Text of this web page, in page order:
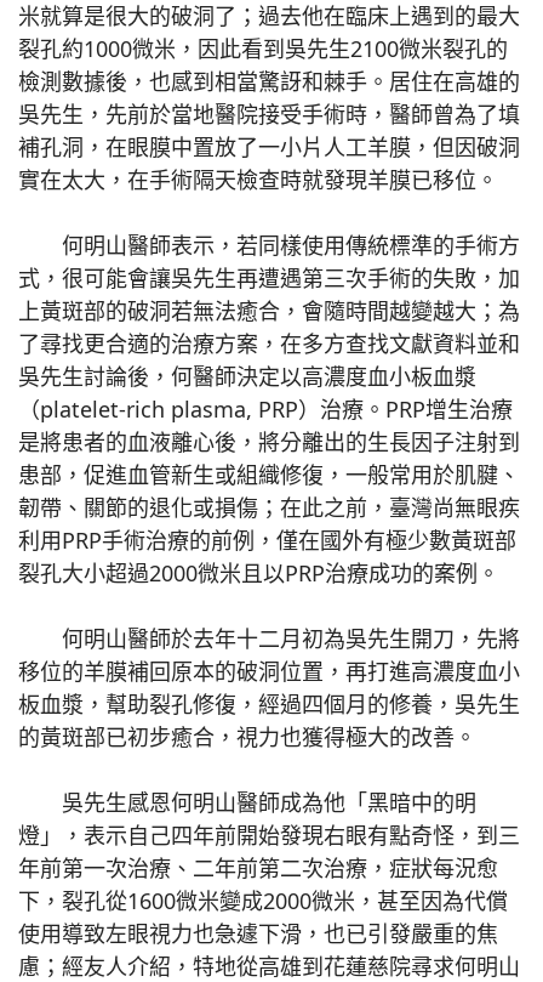
米就算是很大的破洞了；過去他在臨床上遇到的最大
裂孔約1000微米，因此看到吳先生2100微米裂孔的
檢測數據後，也感到相當驚訝和棘手。居住在高雄的
吳先生，先前於當地醫院接受手術時，醫師曾為了填
補孔洞，在眼膜中置放了一小片人工羊膜，但因破洞
實在太大，在手術隔天檢查時就發現羊膜已移位。
何明山醫師表示，若同樣使用傳統標準的手術方
式，很可能會讓吳先生再遭遇第三次手術的失敗，加
上黃斑部的破洞若無法癒合，會隨時間越變越大；為
了尋找更合適的治療方案，在多方查找文獻資料並和
吳先生討論後，何醫師決定以高濃度血小板血漿
（platelet-rich plasma, PRP）治療。PRP增生治療
是將患者的血液離心後，將分離出的生長因子注射到
患部，促進血管新生或組織修復，一般常用於肌腱、
韌帶、關節的退化或損傷；在此之前，臺灣尚無眼疾
利用PRP手術治療的前例，僅在國外有極少數黃斑部
裂孔大小超過2000微米且以PRP治療成功的案例。
何明山醫師於去年十二月初為吳先生開刀，先將
移位的羊膜補回原本的破洞位置，再打進高濃度血小
板血漿，幫助裂孔修復，經過四個月的修養，吳先生
的黃斑部已初步癒合，視力也獲得極大的改善。
吳先生感恩何明山醫師成為他「黑暗中的明
燈」，表示自己四年前開始發現右眼有點奇怪，到三
年前第一次治療、二年前第二次治療，症狀每況愈
下，裂孔從1600微米變成2000微米，甚至因為代償
使用導致左眼視力也急遽下滑，也已引發嚴重的焦
慮；經友人介紹，特地從高雄到花蓮慈院尋求何明山